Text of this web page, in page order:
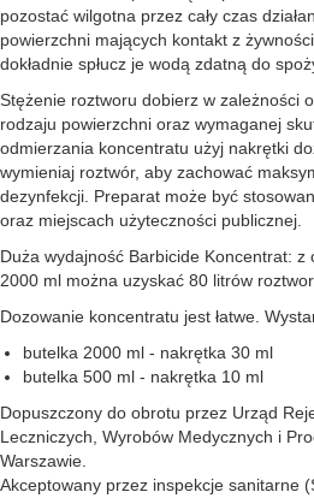
pozostać wilgotna przez cały czas
powierzchni mających kontakt z
dokładnie spłucz je wodą zdatną do
Stężenie roztworu dobierz w zależności
rodzaju powierzchni oraz wymaganej
odmierzania koncentratu użyj nakrętki
wymieniaj roztwór, aby zachować
dezynfekcji. Preparat może być
oraz miejscach użyteczności publicznej.
Duża wydajność Barbicide Koncentrat:
2000 ml można uzyskać 80 litrów
Dozowanie koncentratu jest łatwe.
butelka 2000 ml - nakrętka 30 ml
butelka 500 ml - nakrętka 10 ml
Dopuszczony do obrotu przez Urząd
Leczniczych, Wyrobów Medycznych i
Warszawie.
Akceptowany przez inspekcje sanitarne